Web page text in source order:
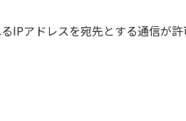
IPアドレスを宛先とする通信が